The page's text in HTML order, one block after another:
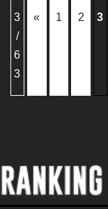
3
/
6
3
« 1 2 3